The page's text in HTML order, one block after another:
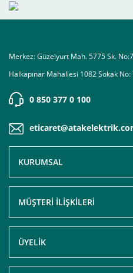
Merkez: Güzelyurt Mah. 5775 Sk.
Halkapınar Mahallesi 1082 Sokak
0 850 377 0 100
KURUMSAL
MÜŞTERİ İLİŞKİLERİ
ÜYELİK